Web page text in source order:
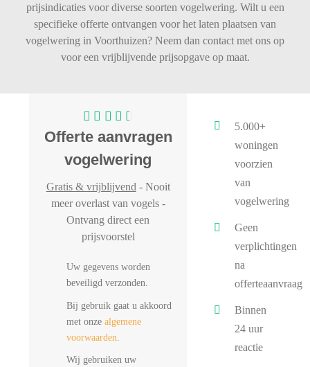
prijsindicaties voor diverse soorten vogelwering. Wilt u een
specifieke offerte ontvangen voor het laten plaatsen van
vogelwering in Voorthuizen? Neem dan contact met ons op
voor een vrijblijvende prijsopgave op maat.
Offerte aanvragen
vogelwering
Gratis & vrijblijvend - Nooit
meer overlast van vogels -
Ontvang direct een
prijsvoorstel
Uw gegevens worden
beveiligd verzonden.
Bij gebruik gaat u akkoord
met onze algemene
voorwaarden
Wij gebruiken uw
5.000+
woningen
voorzien
van
vogelwering
Geen
verplichtingen
na
offerteaanvraag
Binnen
24 uur
reactie